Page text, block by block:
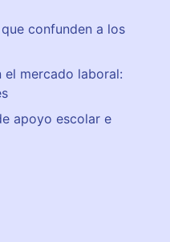
confunden a los
mercado laboral:
apoyo escolar e